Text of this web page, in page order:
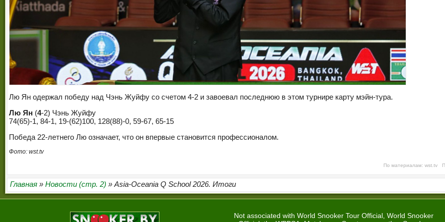
Лю Ян одержал победу над Чэнь Жуйфу со счетом 4-2 и завоевал последнюю в этом турнире карту мэйн-тура.
Лю Ян (4-2) Чэнь Жуйфу
74(65)-1, 84-1, 19-(62)100, 128(88)-0, 59-67, 65-15
Победа 22-летнего Лю означает, что он впервые становится профессионалом.
Фото: wst.tv
По материалам: wst.tv
Главная » Новости (стр. 2) » Asia-Oceania Q School 2026. Итоги
Not associated with World Snooker Tour Official, World Snooker